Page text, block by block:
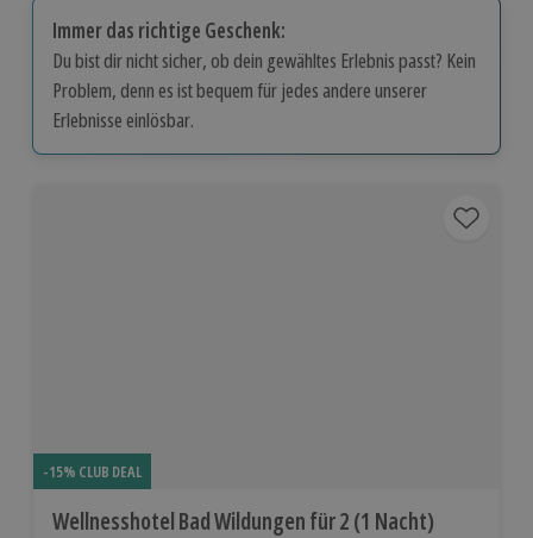
Immer das richtige Geschenk:
Du bist dir nicht sicher, ob dein gewähltes Erlebnis passt? Kein
Problem, denn es ist bequem für jedes andere unserer
Erlebnisse einlösbar.
-15% CLUB DEAL
Wellnesshotel Bad Wildungen für 2 (1 Nacht)